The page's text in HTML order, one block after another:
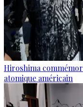
Hiroshima
atomique américain